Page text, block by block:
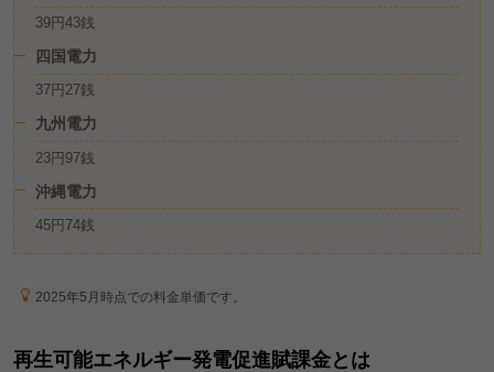
39円43銭
四国電力
37円27銭
九州電力
23円97銭
沖縄電力
45円74銭
2025年5月時点での料金単価です。
再生可能エネルギー発電促進賦課金とは